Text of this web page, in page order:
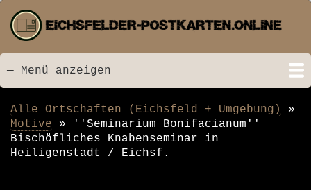
zum
Inhalt
Menü
— Menü anzeigen
Startseite
Neu hinzugefügt
Postkarten
Bildarchiv
Videos
Suche
Kontakt
Links
Spende
Pfadnavigation
Alle Ortschaften (Eichsfeld + Umgebung)
Motive
''Seminarium Bonifacianum''
Bischöfliches Knabenseminar in
Heiligenstadt / Eichsf.